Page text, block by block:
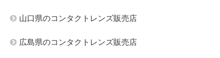
山口県のコンタクトレンズ販売店
広島県のコンタクトレンズ販売店